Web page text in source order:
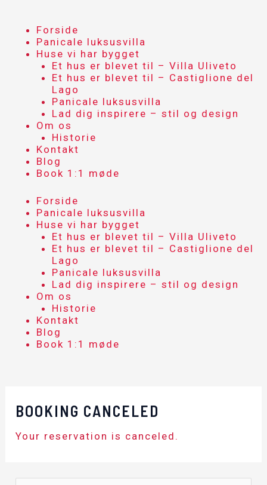
contentForside
Panicale luksusvilla
Huse vi har bygget
Et hus er blevet til – Villa Uliveto
Et hus er blevet til – Castiglione del
Lago
Panicale luksusvilla
Lad dig inspirere – stil og design
Om os
Historie
Kontakt
Blog
Book 1:1 møde
Forside
Panicale luksusvilla
Huse vi har bygget
Et hus er blevet til – Villa Uliveto
Et hus er blevet til – Castiglione del
Lago
Panicale luksusvilla
Lad dig inspirere – stil og design
Om os
Historie
Kontakt
Blog
Book 1:1 møde
BOOKING CANCELED
Your reservation is canceled.